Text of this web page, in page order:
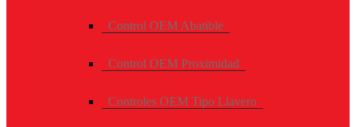
Control OEM Abatible
Control OEM Proximidad
Controles OEM Tipo Llavero